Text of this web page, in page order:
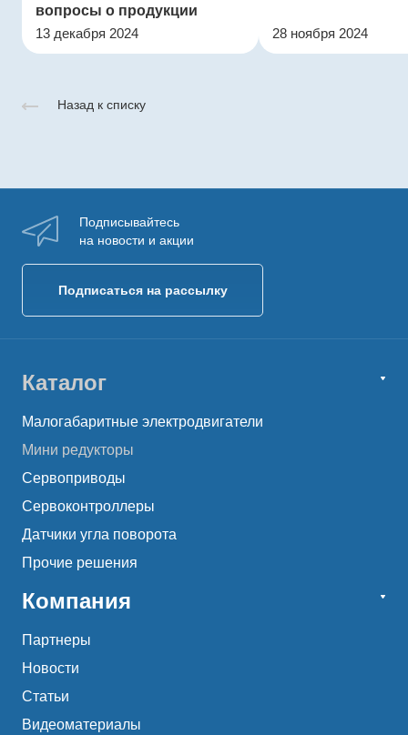
вопросы о продукции
13 декабря 2024
28 ноября 2024
Назад к списку
Подписывайтесь
на новости и акции
Подписаться на рассылку
Каталог
Малогабаритные электродвигатели
Мини редукторы
Сервоприводы
Сервоконтроллеры
Датчики угла поворота
Прочие решения
Компания
Партнеры
Новости
Статьи
Видеоматериалы